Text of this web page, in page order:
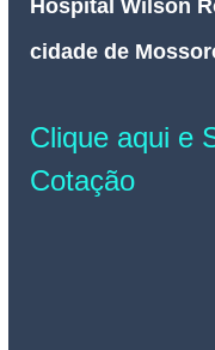
Hospital Wilson
cidade de
Clique aqui e
Cotação